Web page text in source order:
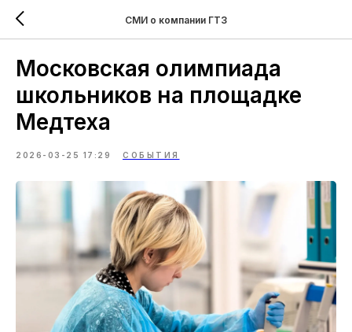
СМИ о компании ГТЗ
Московская олимпиада
школьников на площадке
Медтеха
2026-03-25 17:29 СОБЫТИЯ